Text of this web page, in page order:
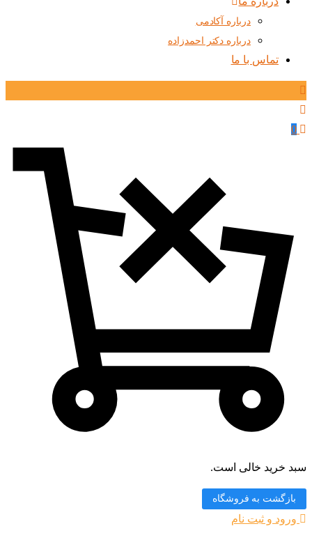
درباره آکادمی
درباره دکتر احمدزاده
تماس با ما
0
سبد خرید خالی است.
بازگشت به فروشگاه
ورود و ثبت نام